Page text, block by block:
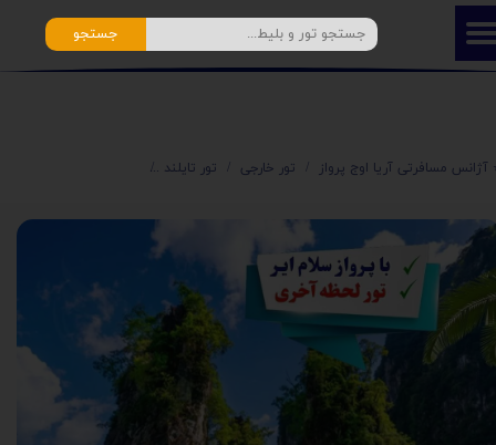
جستجو
آژانس مسافرتی آریا اوج پرواز تور خارجی تور تایلند